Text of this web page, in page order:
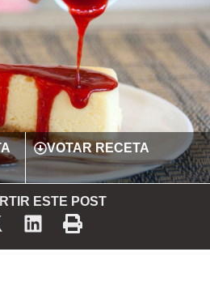
VOTAR RECETA
ESTE POST